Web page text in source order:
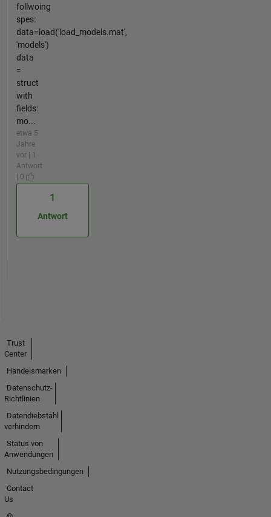
follwoing
spes:
data=load('load_models.mat',
'models')
data
=
struct
with
fields:
mo...
etwa 5
Jahre
vor | 1
Antwort
| 0
1
Antwort
Trust
Center
Handelsmarken
Datenschutz-
Richtlinien
Datendiebstahl
verhindern
Status von
Anwendungen
Nutzungsbedingungen
Contact
Us